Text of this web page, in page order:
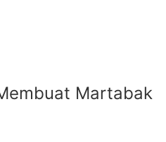
Martabak